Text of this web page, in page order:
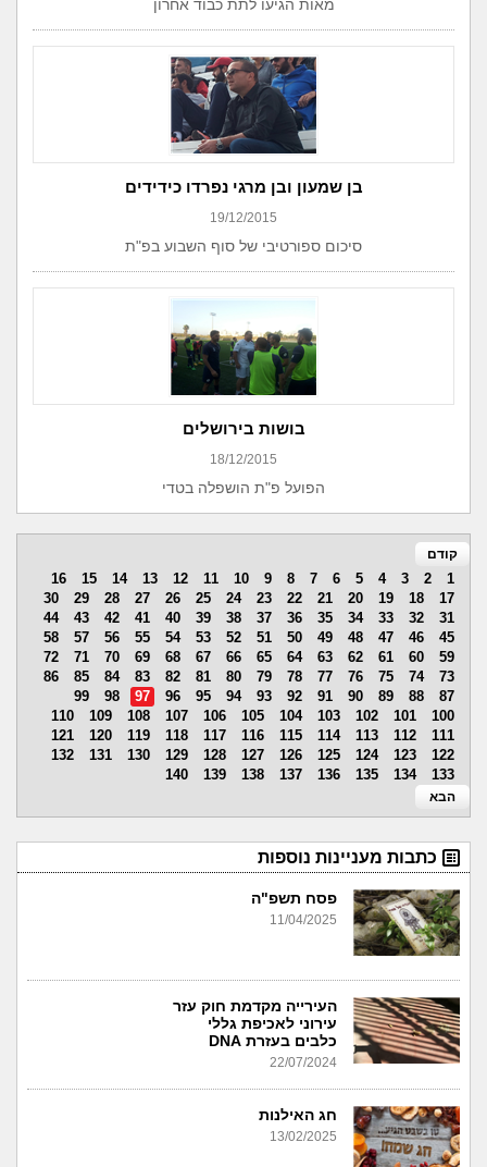
מאות הגיעו לתת כבוד אחרון
בן שמעון ובן מרגי נפרדו כידידים
19/12/2015
סיכום ספורטיבי של סוף השבוע בפ"ת
בושות בירושלים
18/12/2015
הפועל פ"ת הושפלה בטדי
קודם
1
2
3
4
5
6
7
8
9
10
11
12
13
14
15
16
17
18
19
20
21
22
23
24
25
26
27
28
29
30
31
32
33
34
35
36
37
38
39
40
41
42
43
44
45
46
47
48
49
50
51
52
53
54
55
56
57
58
59
60
61
62
63
64
65
66
67
68
69
70
71
72
73
74
75
76
77
78
79
80
81
82
83
84
85
86
87
88
89
90
91
92
93
94
95
96
97
98
99
100
101
102
103
104
105
106
107
108
109
110
111
112
113
114
115
116
117
118
119
120
121
122
123
124
125
126
127
128
129
130
131
132
133
134
135
136
137
138
139
140
הבא
כתבות מעניינות נוספות
פסח תשפ"ה
11/04/2025
העירייה מקדמת חוק עזר
עירוני לאכיפת גללי
כלבים בעזרת DNA
22/07/2024
חג האילנות
13/02/2025